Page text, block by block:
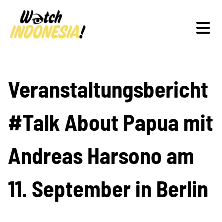
Schwerpunkte
Veranstaltungen
Publikationen
Veranstaltungsbericht
#Talk About Papua mit
Andreas Harsono am
11. September in Berlin